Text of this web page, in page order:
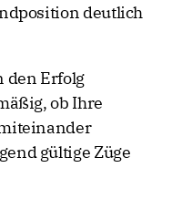
deutlich
den Erfolg
ob Ihre
gültige Züge